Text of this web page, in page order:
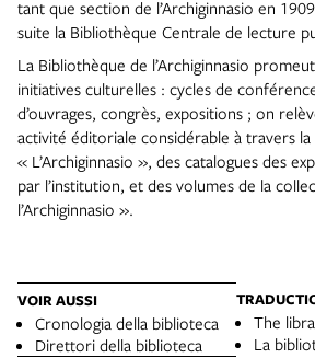
tant que section de l’Archiginnasio en
suite la Bibliothèque Centrale de lecture
La Bibliothèque de l’Archiginnasio
initiatives culturelles : cycles de
d’ouvrages, congrès, expositions ; on
activité éditoriale considérable à travers
« L’Archiginnasio », des catalogues des
par l’institution, et des volumes de la
l’Archiginnasio ».
VOIR AUSSI
Cronologia della biblioteca
Direttori della biblioteca
The
La